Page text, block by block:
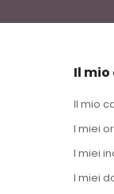
Il
Il mio
I miei
I miei
I miei